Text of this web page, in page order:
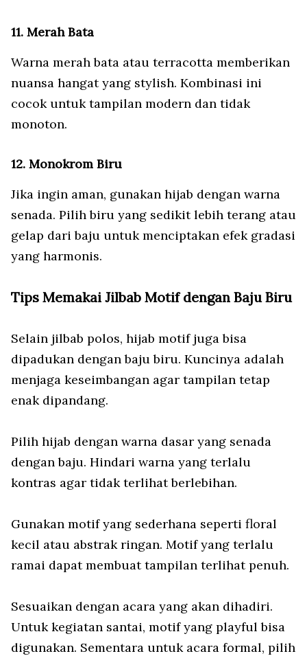
11. Merah Bata
Warna merah bata atau terracotta memberikan
nuansa hangat yang stylish. Kombinasi ini
cocok untuk tampilan modern dan tidak
monoton.
12. Monokrom Biru
Jika ingin aman, gunakan hijab dengan warna
senada. Pilih biru yang sedikit lebih terang atau
gelap dari baju untuk menciptakan efek gradasi
yang harmonis.
Tips Memakai Jilbab Motif dengan Baju Biru
Selain jilbab polos, hijab motif juga bisa
dipadukan dengan baju biru. Kuncinya adalah
menjaga keseimbangan agar tampilan tetap
enak dipandang.
Pilih hijab dengan warna dasar yang senada
dengan baju. Hindari warna yang terlalu
kontras agar tidak terlihat berlebihan.
Gunakan motif yang sederhana seperti floral
kecil atau abstrak ringan. Motif yang terlalu
ramai dapat membuat tampilan terlihat penuh.
Sesuaikan dengan acara yang akan dihadiri.
Untuk kegiatan santai, motif yang playful bisa
digunakan. Sementara untuk acara formal, pilih